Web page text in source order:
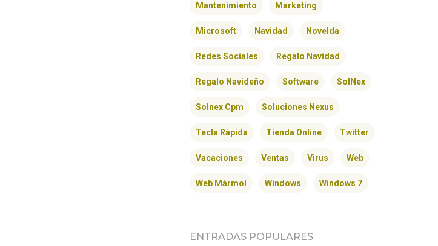
Mantenimiento Marketing
Microsoft Navidad Novelda
Redes Sociales Regalo Navidad
Regalo Navideño Software SolNex
Solnex Cpm Soluciones Nexus
Tecla Rápida Tienda Online Twitter
Vacaciones Ventas Virus Web
Web Mármol Windows Windows 7
ENTRADAS POPULARES